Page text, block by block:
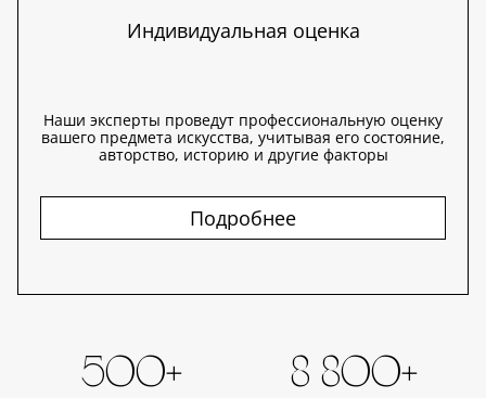
Индивидуальная оценка
Наши эксперты проведут профессиональную оценку
вашего предмета искусства, учитывая его состояние,
авторство, историю и другие факторы
Подробнее
500+ 8 800+